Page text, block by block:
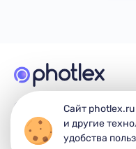
© 2026 Photlex. Все
Сайт
и другие
удобства